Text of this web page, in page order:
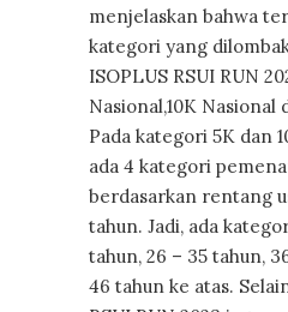
menjelaskan bahwa
kategori yang
ISOPLUS RSUI RUN
Nasional,10K Nasional
Pada kategori 5K dan
ada 4 kategori
berdasarkan rentang
tahun. Jadi, ada
tahun, 26 – 35 tahun,
46 tahun ke atas.